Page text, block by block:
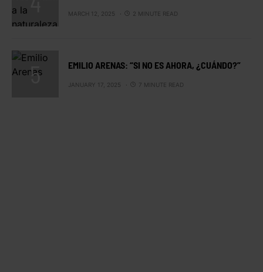
MARCH 12, 2025 2 MINUTE READ
EMILIO ARENAS: “SI NO ES AHORA, ¿CUÁNDO?”
JANUARY 17, 2025 7 MINUTE READ